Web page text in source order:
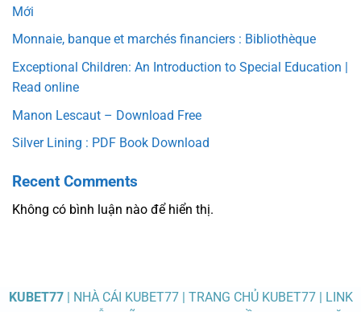
Mới
Monnaie, banque et marchés financiers : Bibliothèque
Exceptional Children: An Introduction to Special Education |
Read online
Manon Lescaut – Download Free
Silver Lining : PDF Book Download
Recent Comments
Không có bình luận nào để hiển thị.
KUBET77| NHÀ CÁI KUBET77 | TRANG CHỦ KUBET77 | LINK